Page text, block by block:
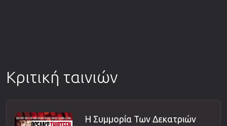
Κριτική ταινιών
Η Συμμορία Των Δεκατριών